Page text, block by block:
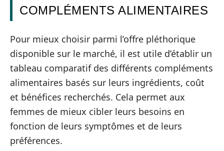
COMPLÉMENTS ALIMENTAIRES
Pour mieux choisir parmi l’offre pléthorique
disponible sur le marché, il est utile d’établir un
tableau comparatif des différents compléments
alimentaires basés sur leurs ingrédients, coût
et bénéfices recherchés. Cela permet aux
femmes de mieux cibler leurs besoins en
fonction de leurs symptômes et de leurs
préférences.